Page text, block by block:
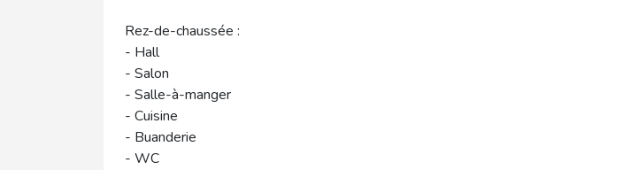
Rez-de-chaussée :
- Hall
- Salon
- Salle-à-manger
- Cuisine
- Buanderie
- WC